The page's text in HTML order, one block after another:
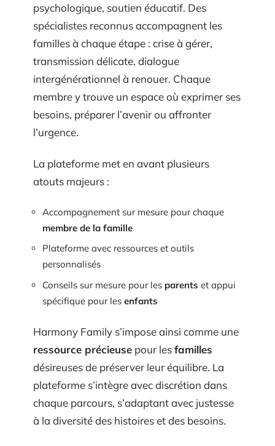
psychologique, soutien éducatif. Des
spécialistes reconnus accompagnent les
familles à chaque étape : crise à gérer,
transmission délicate, dialogue
intergénérationnel à renouer. Chaque
membre y trouve un espace où exprimer ses
besoins, préparer l’avenir ou affronter
l’urgence.
La plateforme met en avant plusieurs
atouts majeurs :
Accompagnement sur mesure pour chaque
membre de la famille
Plateforme avec ressources et outils
personnalisés
Conseils sur mesure pour les parents et appui
spécifique pour les enfants
Harmony Family s’impose ainsi comme une
ressource précieuse pour lesfamilles
désireuses de préserver leur équilibre. La
plateforme s’intègre avec discrétion dans
chaque parcours, s’adaptant avec justesse
à la diversité des histoires et des besoins.